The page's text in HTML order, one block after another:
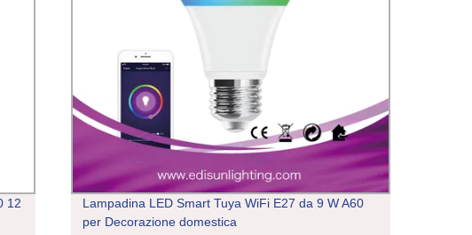
12
Lampadina LED Smart Tuya WiFi E27 da 9 W A60
per Decorazione domestica